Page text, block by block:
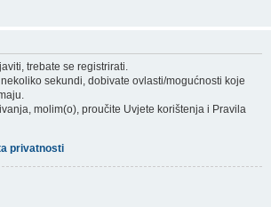
trebate se registrirati.
sekundi, dobivate ovlasti/mogućnosti koje
molim(o), proučite Uvjete korištenja i Pravila
privatnosti